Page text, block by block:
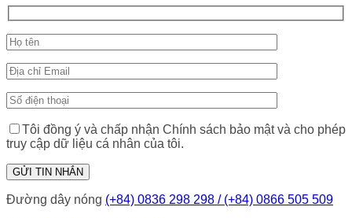
Tôi đồng ý và chấp nhận Chính sách bảo mật và cho phép
truy cập dữ liệu cá nhân của tôi.
Đường dây nóng (+84) 0836 298 298 / (+84) 0866 505 509